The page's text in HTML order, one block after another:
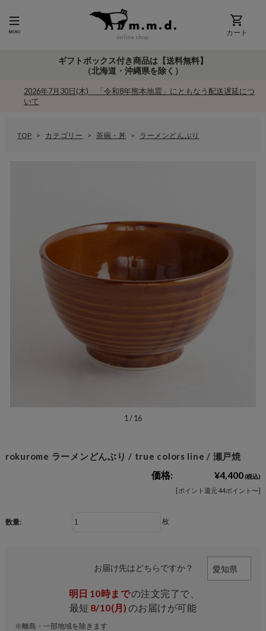
online shop カート
ギフトボックス付き商品は【送料無料】
（北海道・沖縄県を除く）
2026年7月30日(木) 「令和8年熊本地震」にともなう配送遅延につ
いて
TOP カテゴリー 茶碗・丼 ラーメンどんぶり
1 /16
rokurome ラーメンどんぶり / true colors line / 瀬戸焼
価格: ¥4,400(税込)
[ポイント還元 44ポイント〜]
数量: 枚
お届け先はどちらですか？
明日 10時までの注文完了で、
最短 8/10(月) のお届けが可能
※離島・一部地域を除きます